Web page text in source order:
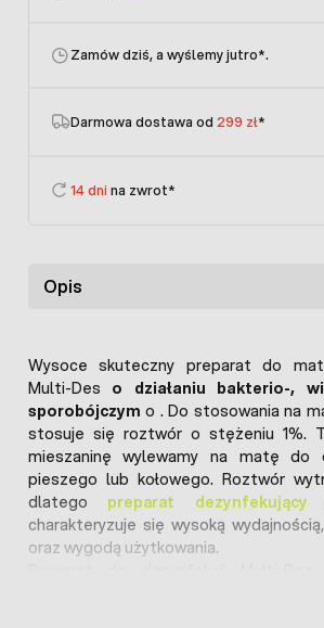
Zamów dziś, a wyślemy jutro*.
Darmowa dostawa od 299 zł*
14 dni na zwrot*
Opis
Wysoce skuteczny preparat do mat
Multi-Des o działaniu bakterio-,
sporobójczym o . Do stosowania na
stosuje się roztwór o stężeniu 1%.
mieszaninę wylewamy na matę do
pieszego lub kołowego. Roztwór
dlatego preparat dezynfekujący
charakteryzuje się wysoką
oraz wygodą użytkowania.
czyszczenia praktycznie każdej